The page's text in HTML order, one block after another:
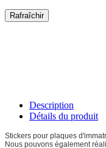
Description
Détails du produit
Stickers pour plaques
Nous pouvons également